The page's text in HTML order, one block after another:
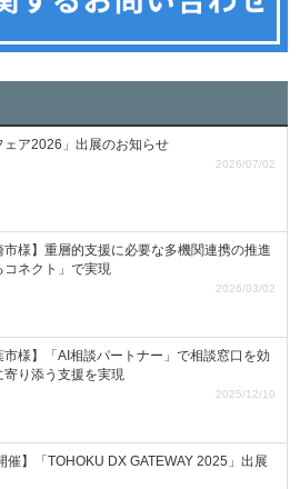
ェア2026」出展のお知らせ
2026/07/02
市様】重層的支援に必要な多機関連携の推進
コネクト」で実現
2026/03/02
市様】「AI相談パートナー」で相談窓口を効
寄り添う支援を実現
2025/12/10
催】「TOHOKU DX GATEWAY 2025」出展